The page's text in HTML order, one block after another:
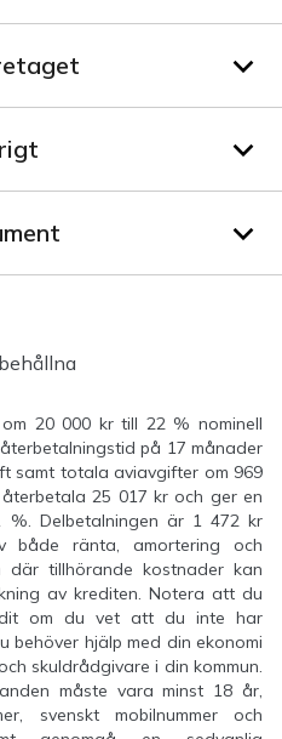
20 000 kr till 22 % nominell
på 17 månader
samt totala aviavgifter om 969
25 017 kr och ger en
Delbetalningen är 1 472 kr
både ränta, amortering och
där tillhörande kostnader kan
av krediten. Notera att du
om du vet att du inte har
behöver hjälp med din ekonomi
skuldrådgivare i din kommun.
måste vara minst 18 år,
svenskt mobilnummer och